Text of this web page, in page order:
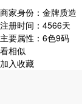
商家身份： 金牌质造
注册时间： 4566天
主要属性： 6色9码
看相似
加入收藏